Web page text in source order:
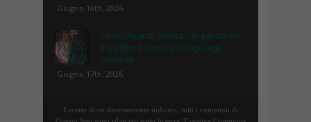
Giugno 18th, 2026
Paolo Avanzi artista: un percorso
tra pittura, ricerca e linguaggi
culturali
Giugno 17th, 2026
Eccetto dove diversamente indicato, tutti i contenuti di
Questo Sito sono rilasciati sotto licenza "Creative Commons